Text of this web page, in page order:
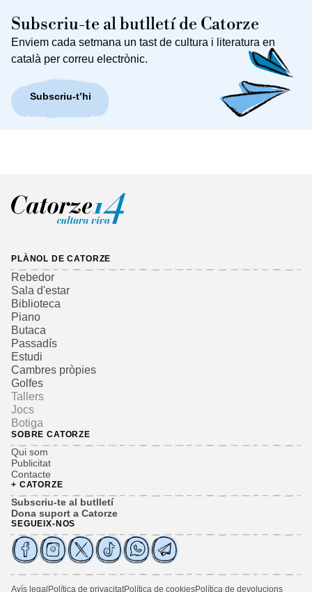
Subscriu-te al butlletí de Catorze
Enviem cada setmana un tast de cultura i literatura en
català per correu electrònic.
Subscriu-t’hi
PLÀNOL DE CATORZE
Rebedor
Sala d'estar
Biblioteca
Piano
Butaca
Passadís
Estudi
Cambres pròpies
Golfes
Tallers
Jocs
Botiga
SOBRE CATORZE
Qui som
Publicitat
Contacte
+ CATORZE
Subscriu-te al butlletí
Dona suport a Catorze
SEGUEIX-NOS
Avís legalPolítica de privacitatPolítica de cookiesPolítica de devolucions